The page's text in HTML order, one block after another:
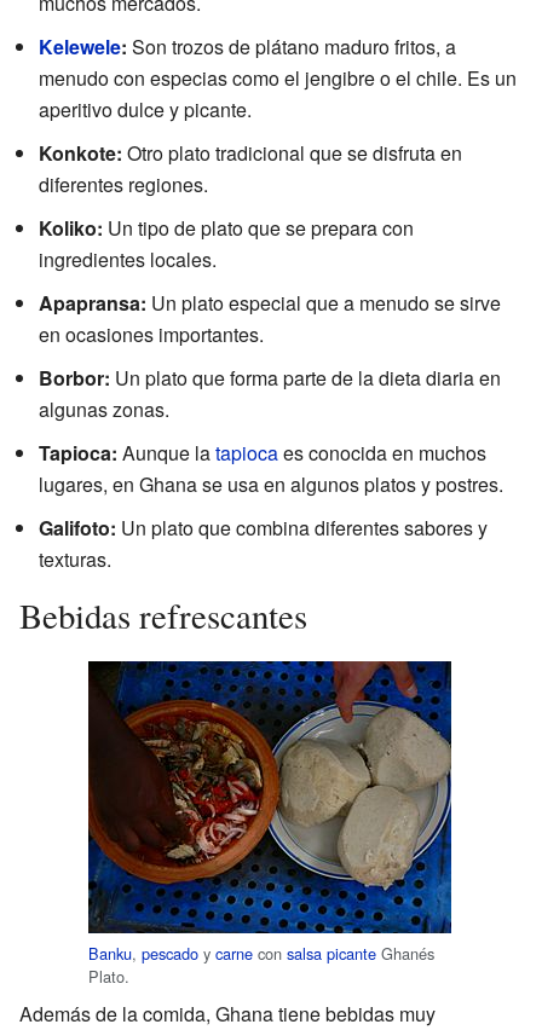
Kelewele: Son trozos de plátano maduro fritos, a
menudo con especias como el jengibre o el chile. Es un
aperitivo dulce y picante.
Konkote: Otro plato tradicional que se disfruta en
diferentes regiones.
Koliko: Un tipo de plato que se prepara con
ingredientes locales.
Apapransa: Un plato especial que a menudo se sirve
en ocasiones importantes.
Borbor: Un plato que forma parte de la dieta diaria en
algunas zonas.
Tapioca: Aunque latapiocaes conocida en muchos
lugares, en Ghana se usa en algunos platos y postres.
Galifoto: Un plato que combina diferentes sabores y
texturas.
Bebidas refrescantes
Banku, pescado y carne con salsa picante Ghanés
Plato.
Además de la comida, Ghana tiene bebidas muy